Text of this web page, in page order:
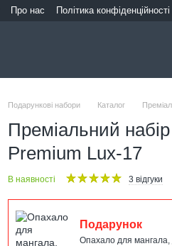
Про нас Політика конфіденційності
Подарункові набори Каталог
Преміальний
Premium Lux-17
В наявності 3 відгуки
Подарунок
Опахало для